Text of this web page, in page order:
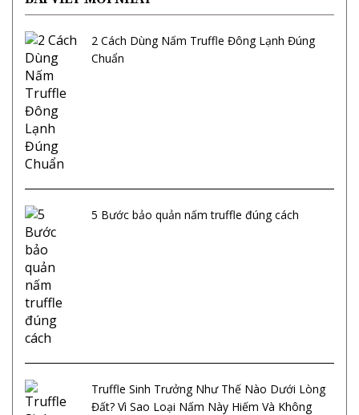
2 Cách Dùng Nấm Truffle Đông Lạnh Đúng
Chuẩn
5 Bước bảo quản nấm truffle đúng cách
Truffle Sinh Trưởng Như Thế Nào Dưới Lòng
Đất? Vì Sao Loại Nấm Này Hiếm Và Không